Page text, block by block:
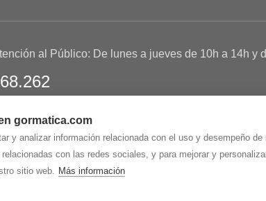
gormatica.com
y analizar información relacionada con el uso y desempeño
con las redes sociales, y para mejorar y
sitio web. Más información
al Público: De lunes a jueves de 10h a 14h y
S.L.C/ Soria, 2 - El Burgo de Osma (Soria)